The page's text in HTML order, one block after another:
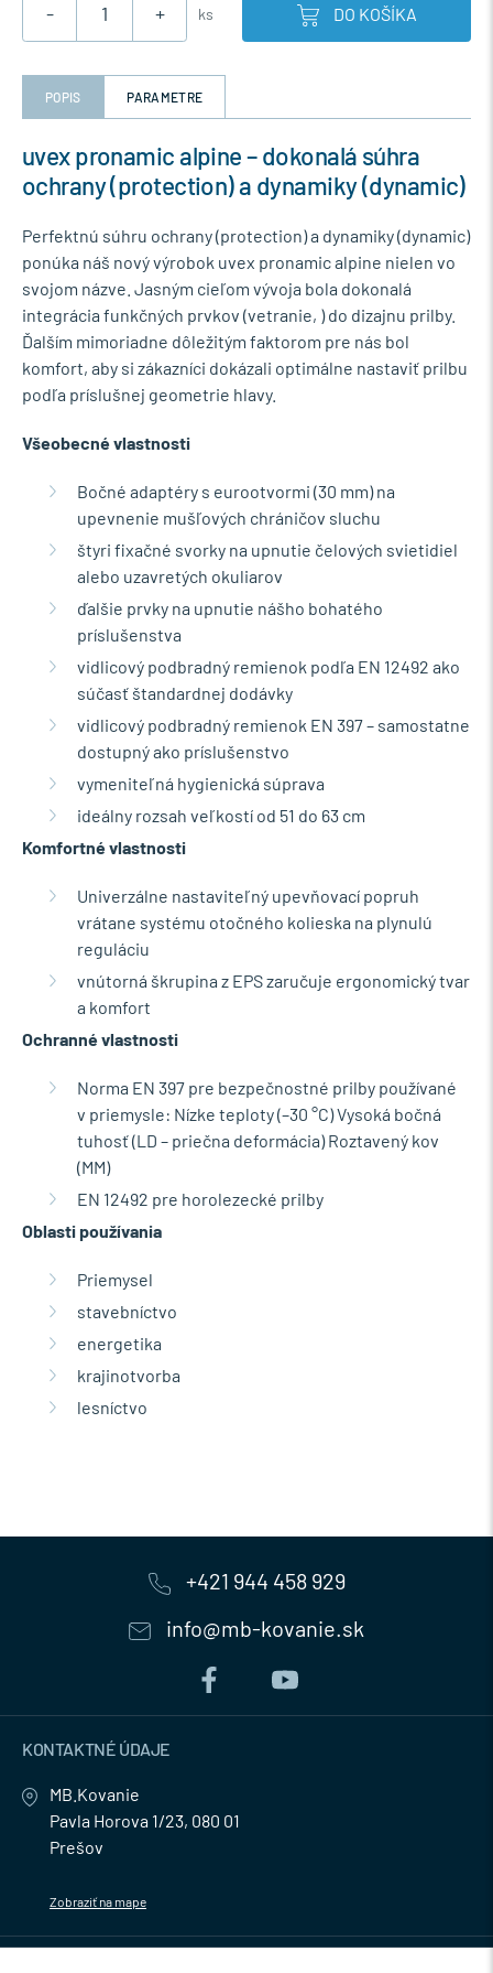
- + ks DO KOŠÍKA
POPIS PARAMETRE
uvex pronamic alpine – dokonalá súhra
ochrany (protection) a dynamiky (dynamic)
Perfektnú súhru ochrany (protection) a dynamiky (dynamic)
ponúka náš nový výrobok uvex pronamic alpine nielen vo
svojom názve. Jasným cieľom vývoja bola dokonalá
integrácia funkčných prvkov (vetranie, ) do dizajnu prilby.
Ďalším mimoriadne dôležitým faktorom pre nás bol
komfort, aby si zákazníci dokázali optimálne nastaviť prilbu
podľa príslušnej geometrie hlavy.
Všeobecné vlastnosti
Bočné adaptéry s eurootvormi (30 mm) na
upevnenie mušľových chráničov sluchu
štyri fixačné svorky na upnutie čelových svietidiel
alebo uzavretých okuliarov
ďalšie prvky na upnutie nášho bohatého
príslušenstva
vidlicový podbradný remienok podľa EN 12492 ako
súčasť štandardnej dodávky
vidlicový podbradný remienok EN 397 – samostatne
dostupný ako príslušenstvo
vymeniteľná hygienická súprava
ideálny rozsah veľkostí od 51 do 63 cm
Komfortné vlastnosti
Univerzálne nastaviteľný upevňovací popruh
vrátane systému otočného kolieska na plynulú
reguláciu
vnútorná škrupina z EPS zaručuje ergonomický tvar
a komfort
Ochranné vlastnosti
Norma EN 397 pre bezpečnostné prilby používané
v priemysle: Nízke teploty (–30 °C) Vysoká bočná
tuhosť (LD – priečna deformácia) Roztavený kov
(MM)
EN 12492 pre horolezecké prilby
Oblasti používania
Priemysel
stavebníctvo
energetika
krajinotvorba
lesníctvo
+421 944 458 929
info@mb-kovanie.sk
KONTAKTNÉ ÚDAJE
MB.Kovanie
Pavla Horova 1/23, 080 01
Prešov
Zobraziť na mape